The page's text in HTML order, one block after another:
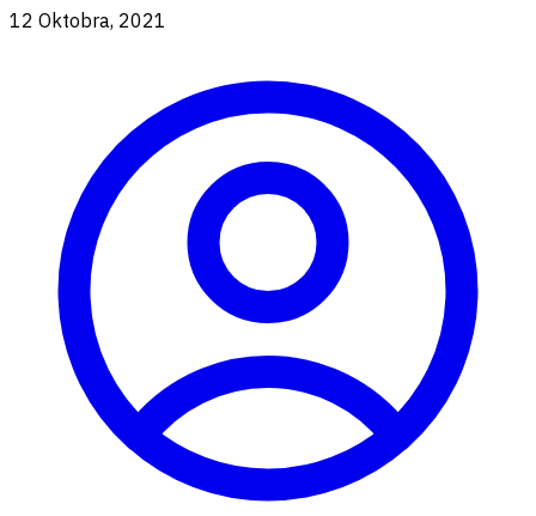
12 Oktobra, 2021